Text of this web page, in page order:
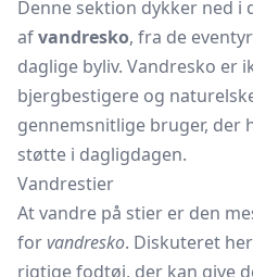
Denne sektion dykker ned i
afvandresko, fra de
daglige byliv. Vandresko er
bjergbestigere og
gennemsnitlige bruger,
støtte i dagligdagen.
Vandrestier
At vandre på stier er den
forvandresko. Diskuteret
rigtige fodtøj, der kan give